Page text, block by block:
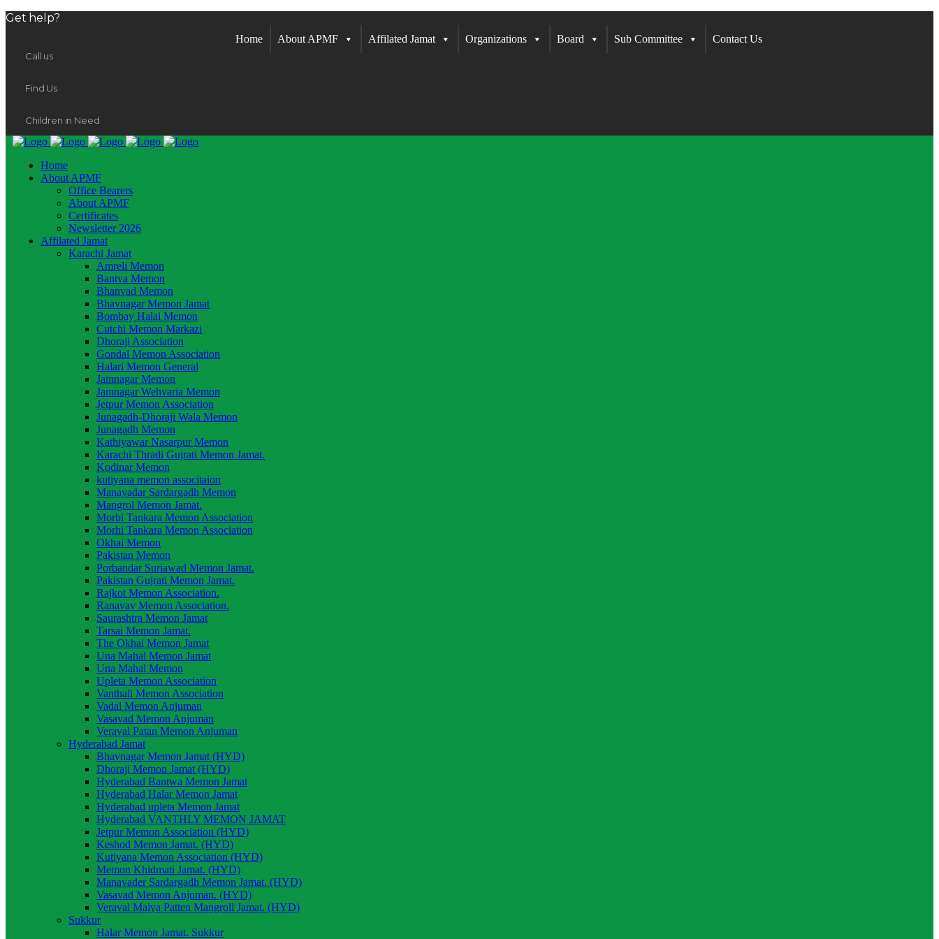
Get help?
Call us
Find Us
Children in Need
Home About APMF Affilated Jamat Organizations Board Sub Committee Contact Us
Home
About APMF
Office Bearers
About APMF
Certificates
Newsletter 2026
Affilated Jamat
Karachi Jamat
Amreli Memon
Bantva Memon
Bhanvad Memon
Bhavnagar Memon Jamat
Bombay Halai Memon
Cutchi Memon Markazi
Dhoraji Association
Gondal Memon Association
Halari Memon General
Jamnagar Memon
Jamnagar Wehvaria Memon
Jetpur Memon Association
Junagadh-Dhoraji Wala Memon
Junagadh Memon
Kathiyawar Nasarpur Memon
Karachi Thradi Gujrati Memon Jamat.
Kodinar Memon
kutiyana memon associtaion
Manavadar Sardargadh Memon
Mangrol Memon Jamat.
Morbi Tankara Memon Association
Morhi Tankara Memon Association
Okhai Memon
Pakistan Memon
Porbandar Suriawad Memon Jamat.
Pakistan Gujrati Memon Jamat.
Rajkot Memon Association.
Ranavav Memon Association.
Saurashtra Memon Jamat
Tarsai Memon Jamat.
The Okhai Memon Jamat
Una Mahal Memon Jamat
Una Mahal Memon
Upleta Memon Association
Vanthali Memon Association
Vadal Memon Anjuman
Vasavad Memon Anjuman
Veraval Patan Memon Anjuman
Hyderabad Jamat
Bhavnagar Memon Jamat (HYD)
Dhoraji Memon Jamat (HYD)
Hyderabad Bantwa Memon Jamat
Hyderabad Halar Memon Jamat
Hyderabad upleta Memon Jamat
Hyderabad VANTHLY MEMON JAMAT
Jetpur Memon Association (HYD)
Keshod Memon Jamat. (HYD)
Kutiyana Memon Association (HYD)
Memon Khidmati Jamat. (HYD)
Manavader Sardargadh Memon Jamat. (HYD)
Vasavad Memon Anjuman. (HYD)
Veraval Malya Patten Mangroll Jamat. (HYD)
Sukkur
Halar Memon Jamat. Sukkur